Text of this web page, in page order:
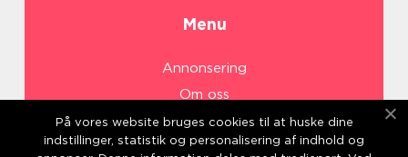
Menu
Annonsering
Om oss
Cookies
Kontakta oss
På vores website bruges cookies til at huske dine
indstillinger, statistik og personalisering af indhold og